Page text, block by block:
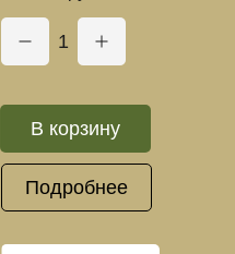
1
В корзину
Подробнее